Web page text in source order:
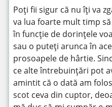
Poți fii sigur că nu îți va
va lua foarte mult timp
în funcție de dorințele
sau o puteți arunca în
prosoapele de hârtie.
ce alte întrebuințări pot
amintit că o dată am
scot ceva din cuptor,